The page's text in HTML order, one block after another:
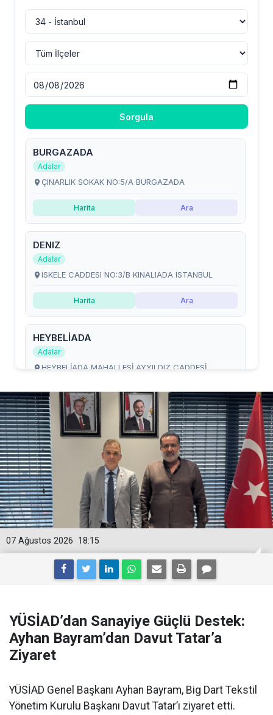
18:15
07 Ağustos 2026
YÜSİAD’dan Sanayiye Güçlü Destek:
Ayhan Bayram’dan Davut Tatar’a
Ziyaret
YÜSİAD Genel Başkanı Ayhan Bayram, Big Dart Tekstil
Yönetim Kurulu Başkanı Davut Tatar’ı ziyaret etti.